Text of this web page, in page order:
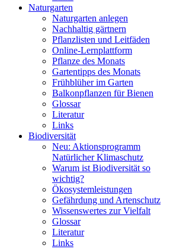
Naturgarten
Naturgarten anlegen
Nachhaltig gärtnern
Pflanzlisten und Leitfäden
Online-Lernplattform
Pflanze des Monats
Gartentipps des Monats
Frühblüher im Garten
Balkonpflanzen für Bienen
Glossar
Literatur
Links
Biodiversität
Neu: Aktionsprogramm
Natürlicher Klimaschutz
Warum ist Biodiversität so
wichtig?
Ökosystemleistungen
Gefährdung und Artenschutz
Wissenswertes zur Vielfalt
Glossar
Literatur
Links